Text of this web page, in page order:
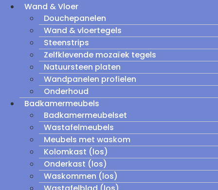
Wand & Vloer
Douchepanelen
Wand & vloertegels
Steenstrips
Zelfklevende mozaïek tegels
Natuursteen platen
Wandpanelen profielen
Onderhoud
Badkamermeubels
Badkamermeubelset
Wastafelmeubels
Meubels met waskom
Kolomkast (los)
Onderkast (los)
Waskommen (los)